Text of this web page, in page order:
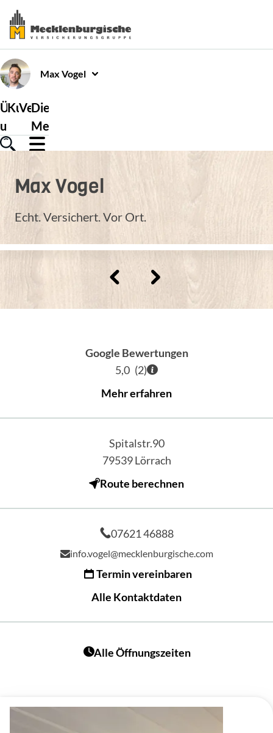
Max Vogel
Über
uns
Kundenservice
Versicherungen
Die
Mecklenburgische
MaxVogel
Echt. Versichert. Vor Ort.
Google Bewertungen
5,0 (2)
Mehr erfahren
Spitalstr.90
79539 Lörrach
Route berechnen
07621 46888
info.vogel@mecklenburgische.com
Termin vereinbaren
Alle Kontaktdaten
Alle Öffnungszeiten